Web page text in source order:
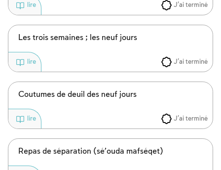
J'ai terminé
lire
Les trois semaines ; les neuf jours
J'ai terminé
lire
Coutumes de deuil des neuf jours
J'ai terminé
lire
Repas de séparation (sé’ouda mafséqet)
Inscription requise
Afin d'enregistrer ce que vous avez étudié,
inscrire.